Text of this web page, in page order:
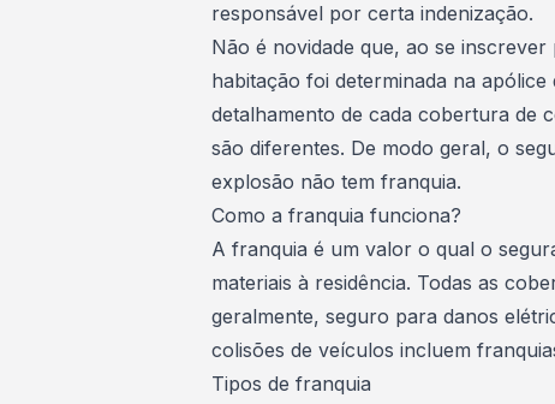
responsável por certa indenização.
Não é novidade que, ao se
habitação foi determinada na
detalhamento de cada cobertura de
são diferentes. De modo geral, o
explosão não tem franquia.
Como a franquia funciona?
A franquia é um valor o qual o
materiais à residência. Todas as
geralmente, seguro para danos
colisões de veículos incluem
Tipos de franquia